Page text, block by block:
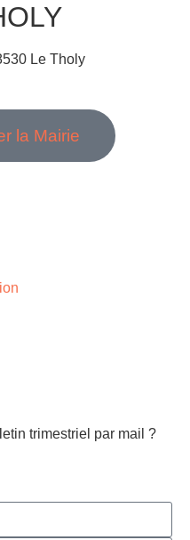
Le Tholy
la Mairie
trimestriel par mail ?